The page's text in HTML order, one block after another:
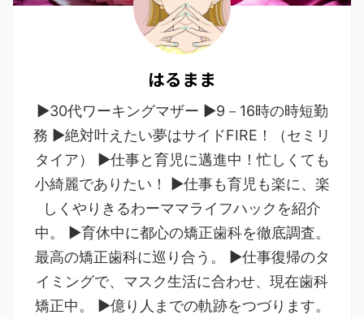
はるまま
▶30代ワーキングマザー ▶9－16時の時短勤
務 ▶絶対叶えたい夢はサイドFIRE！（セミリ
タイア） ▶仕事と育児に邁進中！忙しくても
小綺麗でありたい！ ▶仕事も育児も楽に、楽
しくやりきるわーママライフハックを紹介
中。 ▶育休中に都心の矯正歯科を徹底調査。
最高の矯正歯科に巡り合う。 ▶仕事復帰のタ
イミングで、マスク生活に合わせ、現在歯科
矯正中。 ▶億り人までの軌跡をつづります。